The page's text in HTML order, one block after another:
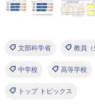
文部科学省 教員（
中学校 高等学校
トップ トピックス